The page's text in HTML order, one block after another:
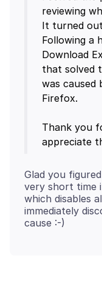
reviewing
It turned
Following a
Download
that solved
was caused
Firefox.
Thank you
Glad you
very short time
which disables
immediately